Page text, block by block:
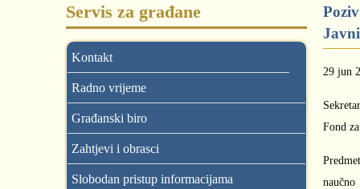
Servis za građane
Kontakt
Radno vrijeme
Građanski biro
Zahtjevi i obrasci
Slobodan pristup informacijama
29 jun
Fond